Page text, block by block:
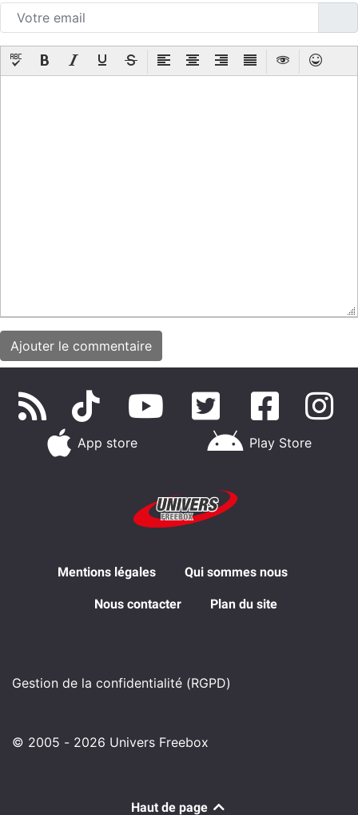
App store Play Store
Mentions légales Qui sommes nous
Nous contacter Plan du site
Gestion de la confidentialité (RGPD)
© 2005 - 2026 Univers Freebox
Haut de page